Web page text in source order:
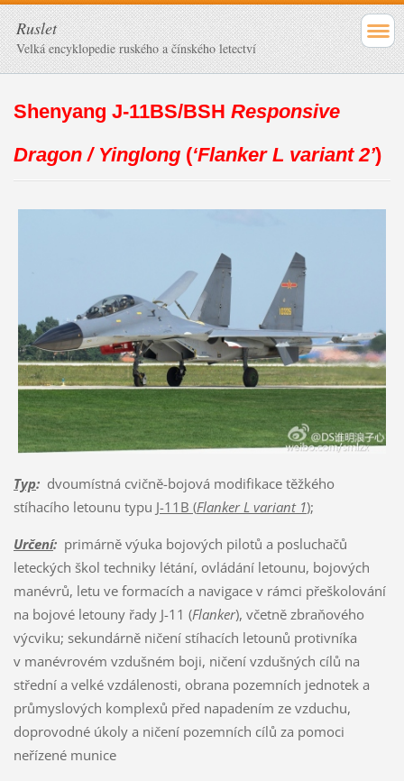
Ruslet
Velká encyklopedie ruského a čínského letectví
Shenyang J-11BS/BSH Responsive
Dragon / Yinglong (‘Flanker L variant 2’)
Typ:dvoumístná cvičně-bojová modifikace těžkého
stíhacího letounu typu J-11B (Flanker L variant 1);
Určení:primárně výuka bojových pilotů a posluchačů
leteckých škol techniky létání, ovládání letounu, bojových
manévrů, letu ve formacích a navigace v rámci přeškolování
na bojové letouny řady J-11 (Flanker), včetně zbraňového
výcviku; sekundárně ničení stíhacích letounů protivníka
v manévrovém vzdušném boji, ničení vzdušných cílů na
střední a velké vzdálenosti, obrana pozemních jednotek a
průmyslových komplexů před napadením ze vzduchu,
doprovodné úkoly a ničení pozemních cílů za pomoci
neřízené munice